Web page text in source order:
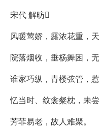
宋代 解昉
风暖莺娇，露浓花重，天
院落烟收，垂杨舞困，无
谁家巧纵，青楼弦管，惹
忆当时、纹衾粲枕，未尝
芳菲易老，故人难聚。